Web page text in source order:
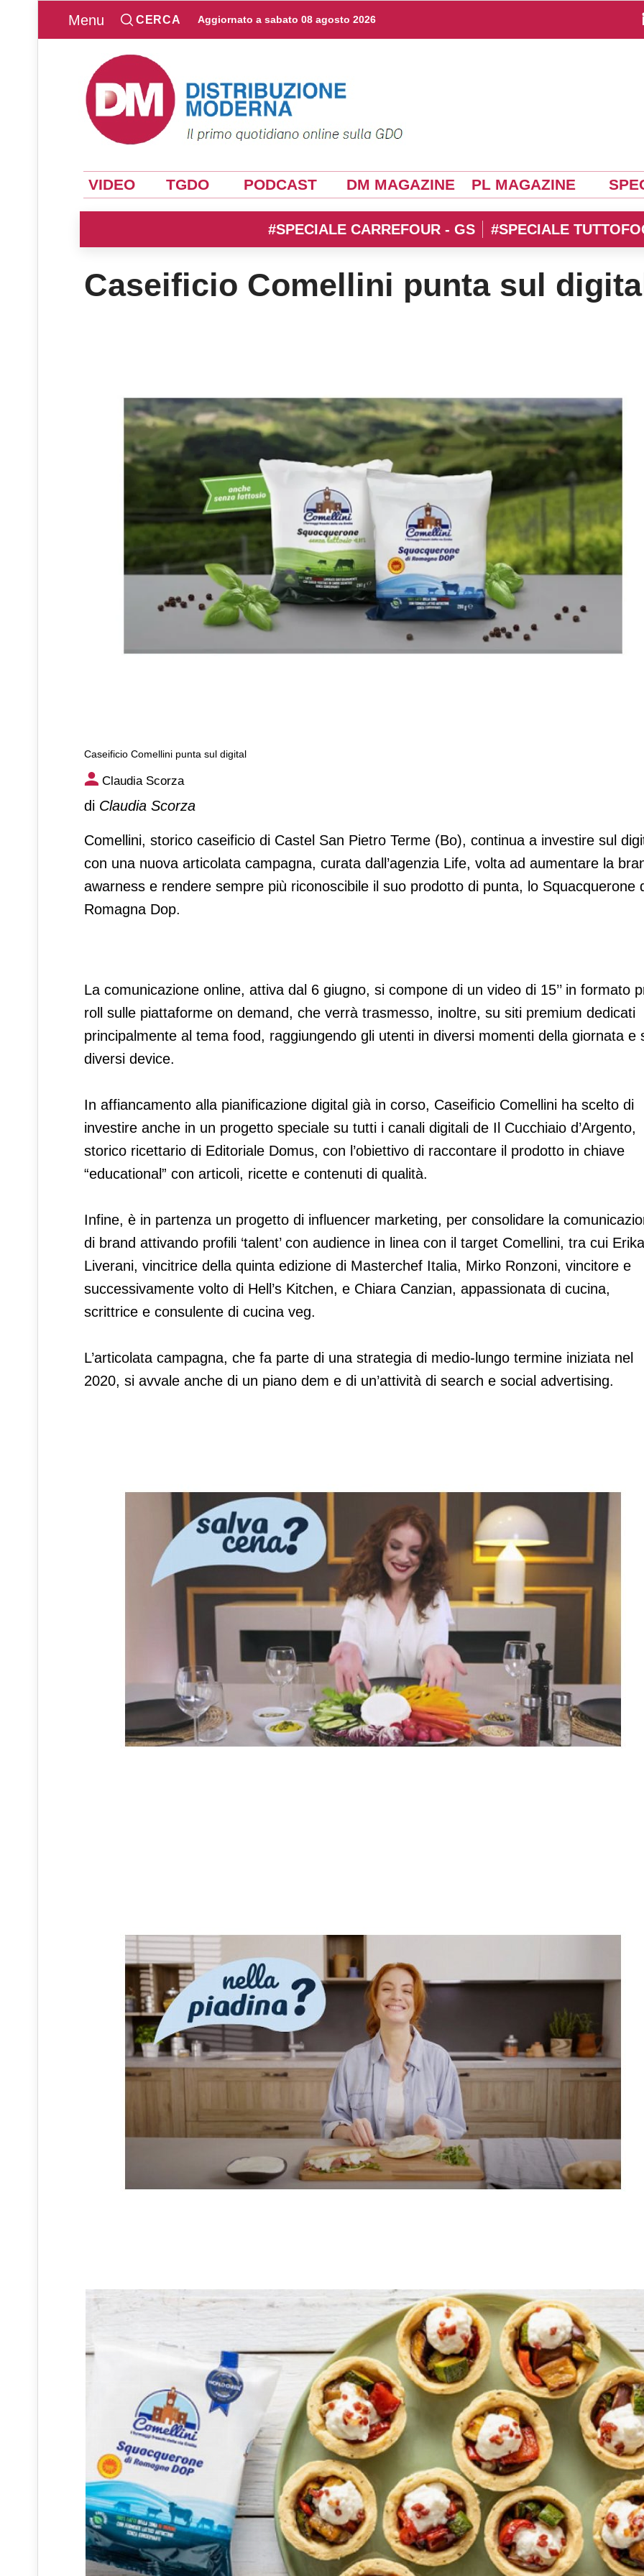
Menu CERCA Aggiornato a sabato 08 agosto 2026
VIDEO TGDO PODCAST DM MAGAZINE PL MAGAZINE
#SPECIALE CARREFOUR - GS #SPECIALE
Caseificio Comellini punta sul
Caseificio Comellini punta sul digital
Caseificio Comellini punta sul digital
Claudia Scorza
di Claudia Scorza
Comellini, storico caseificio di Castel San Pietro Terme (Bo), continua a investire sul
con una nuova articolata campagna, curata dall’agenzia Life, volta ad aumentare la
awarness e rendere sempre più riconoscibile il suo prodotto di punta, lo Squacquerone
Romagna Dop.
La comunicazione online, attiva dal 6 giugno, si compone di un video di 15’’ in formato
roll sulle piattaforme on demand, che verrà trasmesso, inoltre, su siti premium dedicati
principalmente al tema food, raggiungendo gli utenti in diversi momenti della giornata e
diversi device.
In affiancamento alla pianificazione digital già in corso, Caseificio Comellini ha scelto di
investire anche in un progetto speciale su tutti i canali digitali de Il Cucchiaio d’Argento,
storico ricettario di Editoriale Domus, con l’obiettivo di raccontare il prodotto in chiave
“educational” con articoli, ricette e contenuti di qualità.
Infine, è in partenza un progetto di influencer marketing, per consolidare la
di brand attivando profili ‘talent’ con audience in linea con il target Comellini, tra cui Erika
Liverani, vincitrice della quinta edizione di Masterchef Italia, Mirko Ronzoni, vincitore e
successivamente volto di Hell’s Kitchen, e Chiara Canzian, appassionata di cucina,
scrittrice e consulente di cucina veg.
L’articolata campagna, che fa parte di una strategia di medio-lungo termine iniziata nel
2020, si avvale anche di un piano dem e di un’attività di search e social advertising.